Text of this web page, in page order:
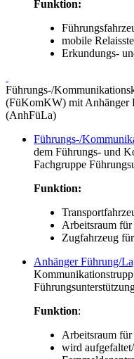
Funktion:
mobile
Erkundungs-
Führungs-/
(FüKomKW) mit Anhänger
(AnhFüLa)
Führungs-/
dem Führungs- und
Fachgruppe
Funktion:
Arbeitsraum für
Zugfahrzeug
Anhänger Führung/
Funktion:
Arbeitsraum für
wird